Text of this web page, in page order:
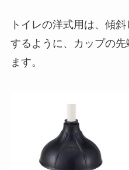
トイレの洋式用は、傾
するように、カップの
ます。